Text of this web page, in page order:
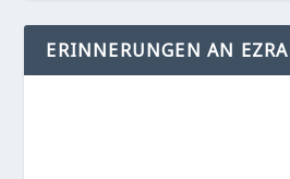
ERINNERUNGEN AN